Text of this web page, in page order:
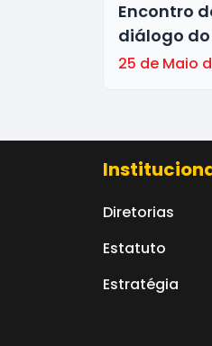
Encontro
diálogo
25 de Maio
Diretorias
Estatuto
Estratégia